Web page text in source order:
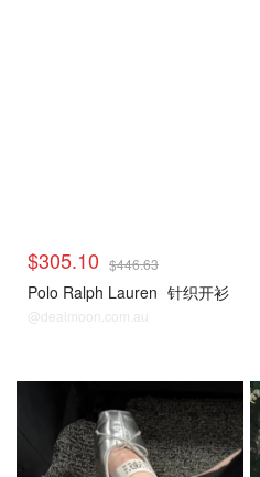
$305.10 $446.63
Polo Ralph Lauren 针织开衫
@dealmoon.com.au